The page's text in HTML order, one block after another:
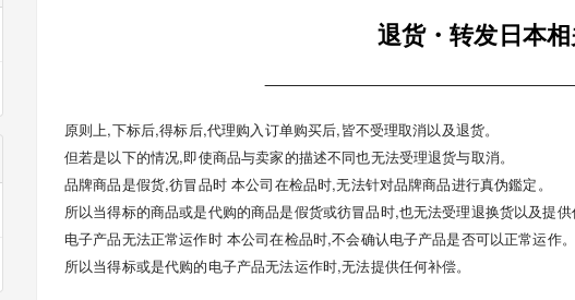
退货・转发日本
原则上,下标后,得标后,代理购入订单购买后,皆不受理取消以及退货。
但若是以下的情况,即使商品与卖家的描述不同也无法受理退货与取消。
品牌商品是假货,彷冒品时 本公司在检品时,无法针对品牌商品进行真伪鑑定。
所以当得标的商品或是代购的商品是假货或彷冒品时,也无法受理退换货以及提供
电子产品无法正常运作时 本公司在检品时,不会确认电子产品是否可以正常运作。
所以当得标或是代购的电子产品无法运作时,无法提供任何补偿。